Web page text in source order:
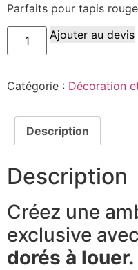
Parfaits pour tapis
Ajouter au devis
Catégorie : Décoration
Description
Description
Créez une
exclusive
dorés à louer.